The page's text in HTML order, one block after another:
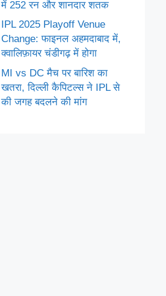
में 252 रन और शानदार शतक
IPL 2025 Playoff Venue
Change: फाइनल अहमदाबाद में,
क्वालिफ़ायर चंडीगढ़ में होगा
MI vs DC मैच पर बारिश का
खतरा, दिल्ली कैपिटल्स ने IPL से
की जगह बदलने की मांग